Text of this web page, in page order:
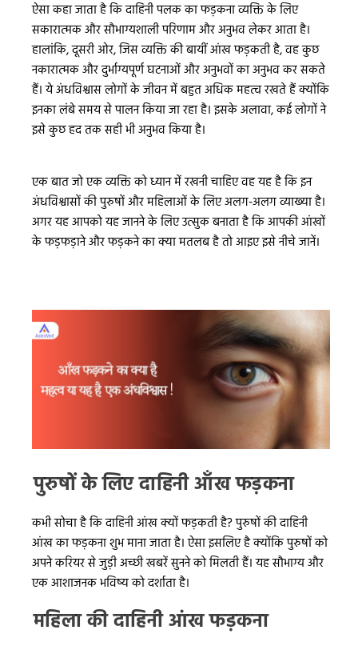
ऐसा कहा जाता है कि दाहिनी पलक का फड़कना व्यक्ति के लिए
सकारात्मक और सौभाग्यशाली परिणाम और अनुभव लेकर आता है।
हालांकि, दूसरी ओर, जिस व्यक्ति की बायीं आंख फड़कती है, वह कुछ
नकारात्मक और दुर्भाग्यपूर्ण घटनाओं और अनुभवों का अनुभव कर सकते
हैं। ये अंधविश्वास लोगों के जीवन में बहुत अधिक महत्व रखते हैं क्योंकि
इनका लंबे समय से पालन किया जा रहा है। इसके अलावा, कई लोगों ने
इसे कुछ हद तक सही भी अनुभव किया है।
एक बात जो एक व्यक्ति को ध्यान में रखनी चाहिए वह यह है कि इन
अंधविश्वासों की पुरुषों और महिलाओं के लिए अलग-अलग व्याख्या है।
अगर यह आपको यह जानने के लिए उत्सुक बनाता है कि आपकी आंखों
के फड़फड़ाने और फड़कने का क्या मतलब है तो आइए इसे नीचे जानें।
पुरुषों के लिए दाहिनी आँख फड़कना
कभी सोचा है कि दाहिनी आंख क्यों फड़कती है? पुरुषों की दाहिनी
आंख का फड़कना शुभ माना जाता है। ऐसा इसलिए है क्योंकि पुरुषों को
अपने करियर से जुड़ी अच्छी खबरें सुनने को मिलती हैं। यह सौभाग्य और
एक आशाजनक भविष्य को दर्शाता है।
महिला की दाहिनी आंख फड़कना